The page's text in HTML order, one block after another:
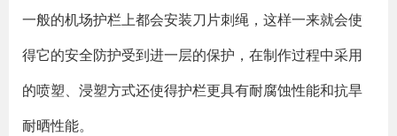
一般的机场护栏上都会安装刀片刺绳，这样一来就会使
得它的安全防护受到进一层的保护，在制作过程中采用
的喷塑、浸塑方式还使得护栏更具有耐腐蚀性能和抗旱
耐晒性能。